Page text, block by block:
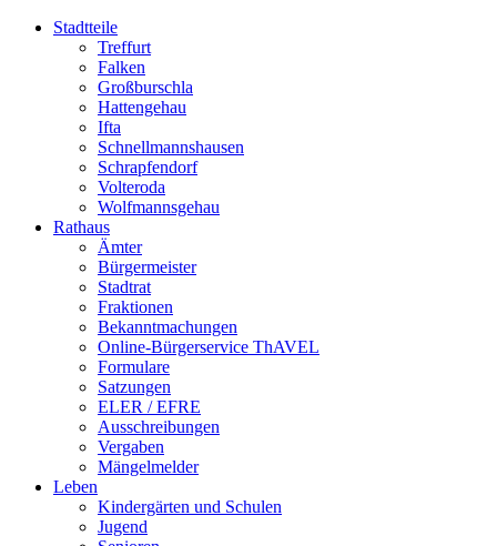
Stadtteile
Treffurt
Falken
Großburschla
Hattengehau
Ifta
Schnellmannshausen
Schrapfendorf
Volteroda
Wolfmannsgehau
Rathaus
Ämter
Bürgermeister
Stadtrat
Fraktionen
Bekanntmachungen
Online-Bürgerservice ThAVEL
Formulare
Satzungen
ELER / EFRE
Ausschreibungen
Vergaben
Mängelmelder
Leben
Kindergärten und Schulen
Jugend